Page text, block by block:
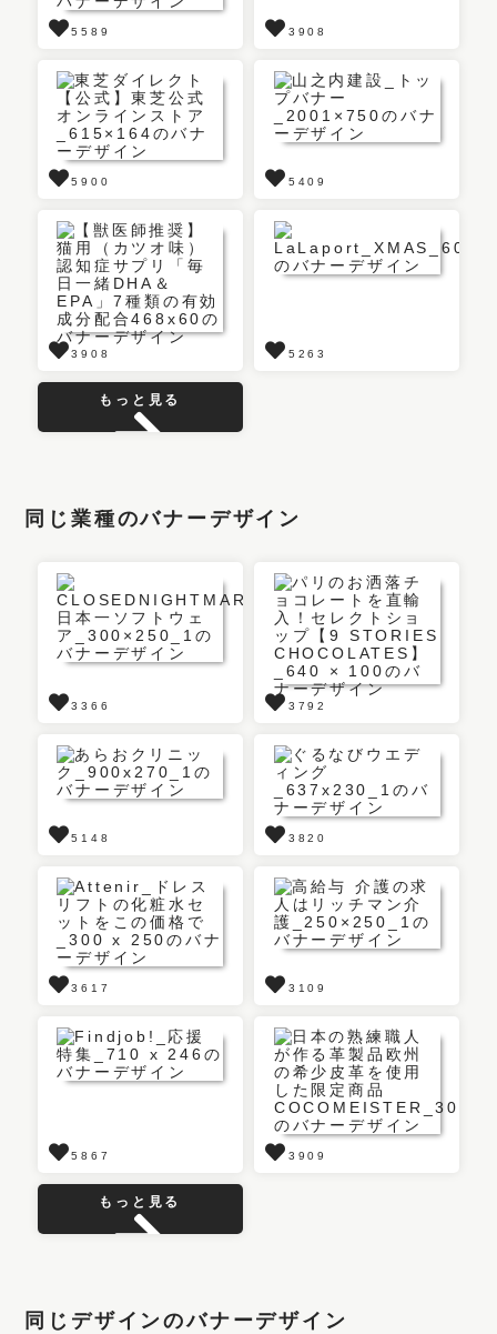
5589 3908
5900 5409
3908 5263
もっと見る
同じ業種のバナーデザイン
3366 3792
5148 3820
3617 3109
5867 3909
もっと見る
同じデザインのバナーデザイン